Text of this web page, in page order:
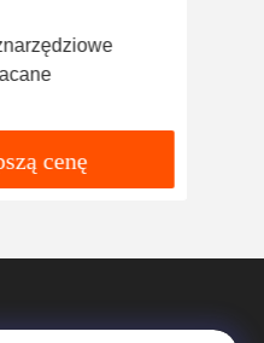
cenę